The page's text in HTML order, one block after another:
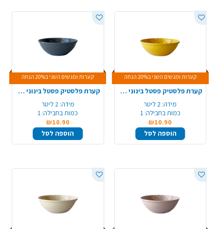
קערות ומגשים השני ב20% הנחה
קערת פלסטיק פסטל בינוני - צהוב
מידה: 2 ליטר
כמות בחבילה: 1
₪10.90
הוספה לסל
קערות ומגשים השני ב20% הנחה
קערת פלסטיק פסטל בינוני - אפור כהה
מידה: 2 ליטר
כמות בחבילה: 1
₪10.90
הוספה לסל